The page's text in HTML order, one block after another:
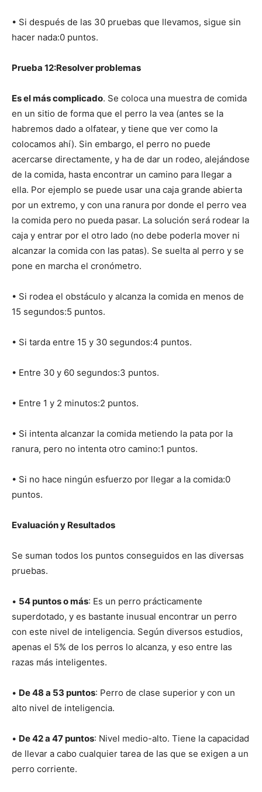
• Si después de las 30 pruebas que llevamos, sigue sin
hacer nada:0 puntos.
Prueba 12:Resolver problemas
Es el más complicado. Se coloca una muestra de comida
en un sitio de forma que el perro la vea (antes se la
habremos dado a olfatear, y tiene que ver como la
colocamos ahí). Sin embargo, el perro no puede
acercarse directamente, y ha de dar un rodeo, alejándose
de la comida, hasta encontrar un camino para llegar a
ella. Por ejemplo se puede usar una caja grande abierta
por un extremo, y con una ranura por donde el perro vea
la comida pero no pueda pasar. La solución será rodear la
caja y entrar por el otro lado (no debe poderla mover ni
alcanzar la comida con las patas). Se suelta al perro y se
pone en marcha el cronómetro.
• Si rodea el obstáculo y alcanza la comida en menos de
15 segundos:5 puntos.
• Si tarda entre 15 y 30 segundos:4 puntos.
• Entre 30 y 60 segundos:3 puntos.
• Entre 1 y 2 minutos:2 puntos.
• Si intenta alcanzar la comida metiendo la pata por la
ranura, pero no intenta otro camino:1 puntos.
• Si no hace ningún esfuerzo por llegar a la comida:0
puntos.
Evaluación y Resultados
Se suman todos los puntos conseguidos en las diversas
pruebas.
• 54 puntos o más: Es un perro prácticamente
superdotado, y es bastante inusual encontrar un perro
con este nivel de inteligencia. Según diversos estudios,
apenas el 5% de los perros lo alcanza, y eso entre las
razas más inteligentes.
• De 48 a 53 puntos: Perro de clase superior y con un
alto nivel de inteligencia.
• De 42 a 47 puntos: Nivel medio-alto. Tiene la capacidad
de llevar a cabo cualquier tarea de las que se exigen a un
perro corriente.